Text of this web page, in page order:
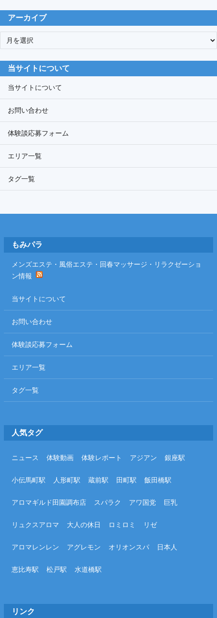
アーカイブ
ア
ー
カ
当サイトについて
当サイトについて
お問い合わせ
体験談応募フォーム
エリア一覧
タグ一覧
Footerもみパラ
メンズエステ・風俗エステ・回春マッサージ・リラクゼーショ
ン情報
当サイトについて
お問い合わせ
体験談応募フォーム
エリア一覧
タグ一覧
人気タグ
ニュース 体験動画 体験レポート アジアン 銀座駅
小伝馬町駅 人形町駅 蔵前駅 田町駅 飯田橋駅
アロマギルド田園調布店 スパラク アワ国党 巨乳
リュクスアロマ 大人の休日 ロミロミ リゼ
アロマレンレン アグレモン オリオンスパ 日本人
恵比寿駅 松戸駅 水道橋駅
リンク